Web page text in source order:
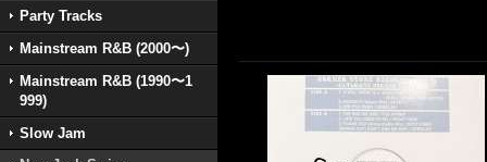
Party Tracks
Mainstream R&B (2000〜)
Mainstream R&B (1990〜1
999)
Slow Jam